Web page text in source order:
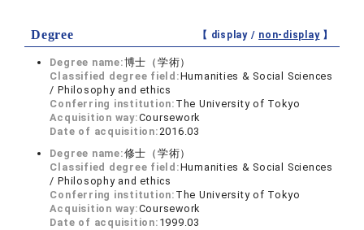
Degree 【 display / non-display】
Degree name:博士（学術）
Classified degree field:Humanities & Social Sciences
/ Philosophy and ethics
Conferring institution: The University of Tokyo
Acquisition way:Coursework
Date of acquisition:2016.03
Degree name:修士（学術）
Classified degree field:Humanities & Social Sciences
/ Philosophy and ethics
Conferring institution: The University of Tokyo
Acquisition way:Coursework
Date of acquisition: 1999.03